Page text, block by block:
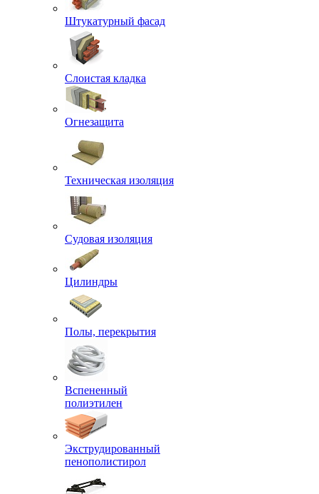
Штукатурный фасад
Слоистая кладка
Огнезащита
Техническая изоляция
Судовая изоляция
Цилиндры
Полы, перекрытия
Вспененный
полиэтилен
Экструдированный
пенополистирол